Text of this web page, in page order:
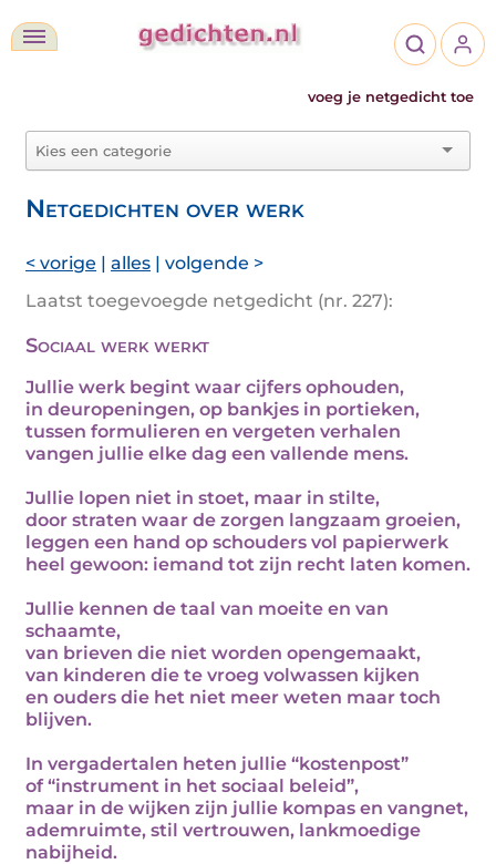
voeg je netgedicht toe
Netgedichten over werk
< vorige | alles | volgende >
Laatst toegevoegde netgedicht (nr. 227):
Sociaal werk werkt
Jullie werk begint waar cijfers ophouden,
in deuropeningen, op bankjes in portieken,
tussen formulieren en vergeten verhalen
vangen jullie elke dag een vallende mens.
Jullie lopen niet in stoet, maar in stilte,
door straten waar de zorgen langzaam groeien,
leggen een hand op schouders vol papierwerk
heel gewoon: iemand tot zijn recht laten komen.
Jullie kennen de taal van moeite en van
schaamte,
van brieven die niet worden opengemaakt,
van kinderen die te vroeg volwassen kijken
en ouders die het niet meer weten maar toch
blijven.
In vergadertalen heten jullie “kostenpost”
of “instrument in het sociaal beleid”,
maar in de wijken zijn jullie kompas en vangnet,
ademruimte, stil vertrouwen, lankmoedige
nabijheid.